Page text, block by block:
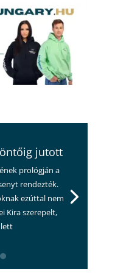
jutott
prológján a
rendezték.
ezúttal nem
Kira szerepelt,